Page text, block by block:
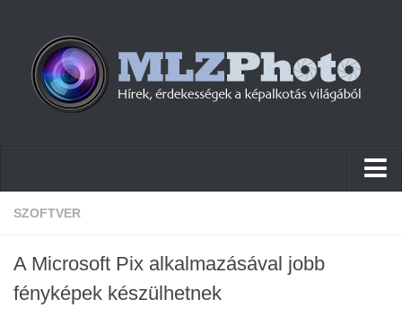
Hírek
Cikkek
Szoftver
SZOFTVER
A Microsoft Pix alkalmazásával jobb
fényképek készülhetnek